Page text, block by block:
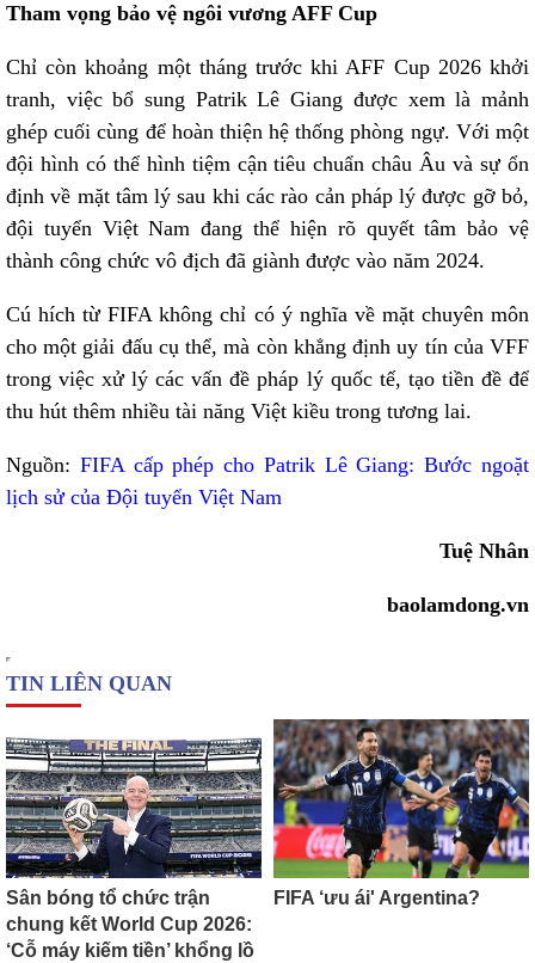
Tham vọng bảo vệ ngôi vương AFF Cup
Chỉ còn khoảng một tháng trước khi AFF Cup 2026 khởi
tranh, việc bổ sung Patrik Lê Giang được xem là mảnh
ghép cuối cùng để hoàn thiện hệ thống phòng ngự. Với một
đội hình có thể hình tiệm cận tiêu chuẩn châu Âu và sự ổn
định về mặt tâm lý sau khi các rào cản pháp lý được gỡ bỏ,
đội tuyển Việt Nam đang thể hiện rõ quyết tâm bảo vệ
thành công chức vô địch đã giành được vào năm 2024.
Cú hích từ FIFA không chỉ có ý nghĩa về mặt chuyên môn
cho một giải đấu cụ thể, mà còn khẳng định uy tín của VFF
trong việc xử lý các vấn đề pháp lý quốc tế, tạo tiền đề để
thu hút thêm nhiều tài năng Việt kiều trong tương lai.
Nguồn: FIFA cấp phép cho Patrik Lê Giang: Bước ngoặt
lịch sử của Đội tuyển Việt Nam
Tuệ Nhân
baolamdong.vn
TIN LIÊN QUAN
Sân bóng tổ chức trận
chung kết World Cup 2026:
‘Cỗ máy kiếm tiền’ khổng lồ
FIFA ‘ưu ái' Argentina?